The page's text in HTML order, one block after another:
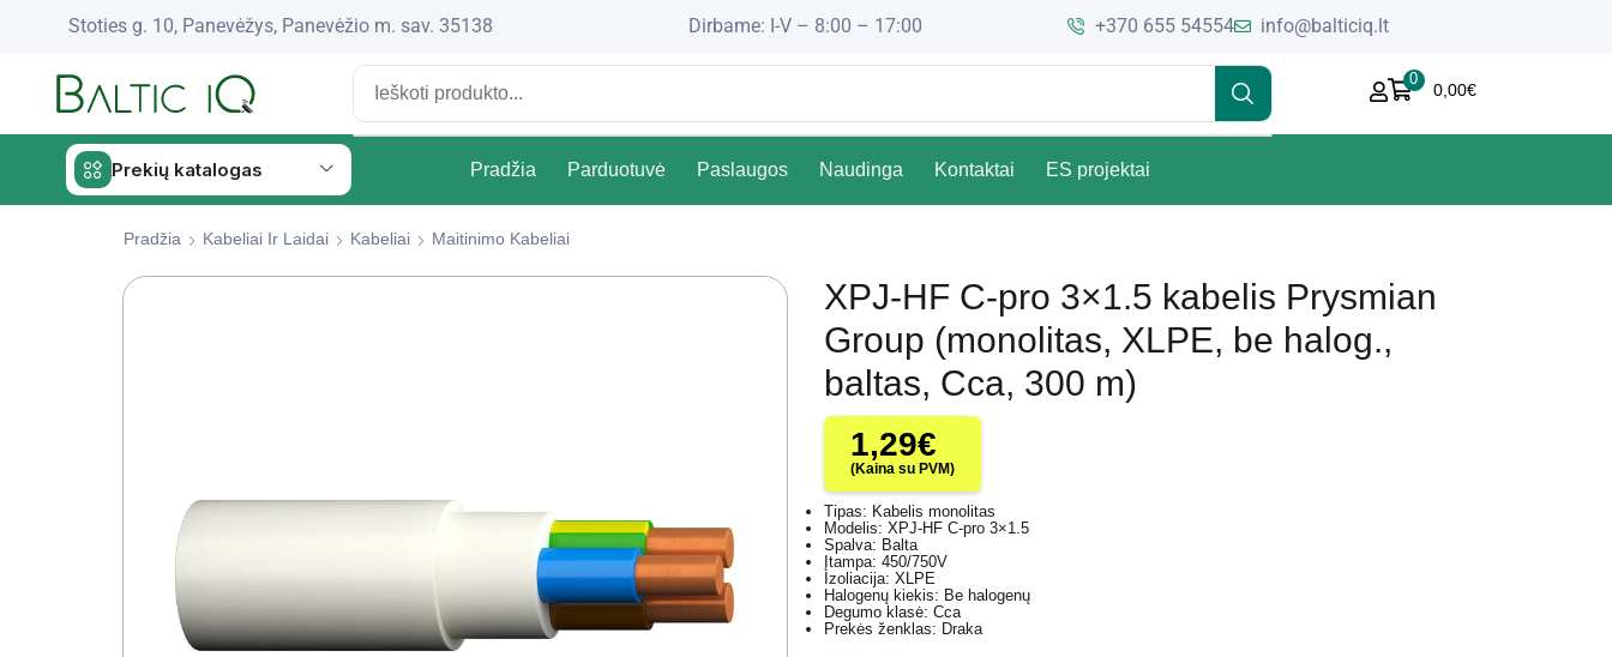
Stoties g. 10, Panevėžys, Panevėžio m. sav. 35138 Dirbame: I-V – 8:00 – 17:00 +370 655 54554 info@balticiq.lt
0
0,00€
Prekių katalogas Pradžia Parduotuvė Paslaugos Naudinga Kontaktai ES projektai
Pradžia Kabeliai Ir Laidai Kabeliai Maitinimo Kabeliai
XPJ-HF C-pro 3×1.5 kabelis Prysmian
Group (monolitas, XLPE, be halog.,
baltas, Cca, 300 m)
1,29€
(Kaina su PVM)
Tipas: Kabelis monolitas
Modelis: XPJ-HF C-pro 3×1.5
Spalva: Balta
Įtampa: 450/750V
Izoliacija: XLPE
Halogenų kiekis: Be halogenų
Degumo klasė: Cca
Prekės ženklas: Draka